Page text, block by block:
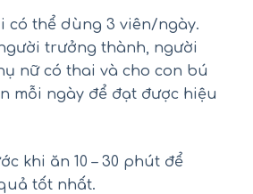
có thể dùng 3 viên/ngày.
trưởng thành, người
nữ có thai và cho con bú
mỗi ngày để đạt được hiệu
khi ăn 10 – 30 phút để
tốt nhất.